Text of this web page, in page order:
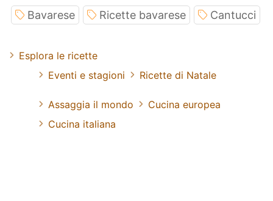
Bavarese Ricette bavarese Cantucci
Esplora le ricette
Eventi e stagioni
Ricette di Natale
Assaggia il mondo
Cucina europea
Cucina italiana